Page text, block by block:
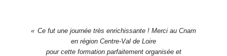
Ce fut une journée très enrichissante ! Merci au Cnam
en région Centre-Val de Loire
pour cette formation parfaitement organisée et